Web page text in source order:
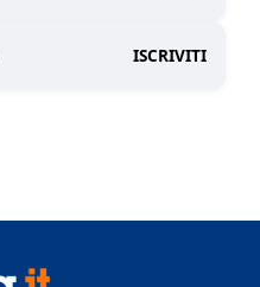
ISCRIVITI